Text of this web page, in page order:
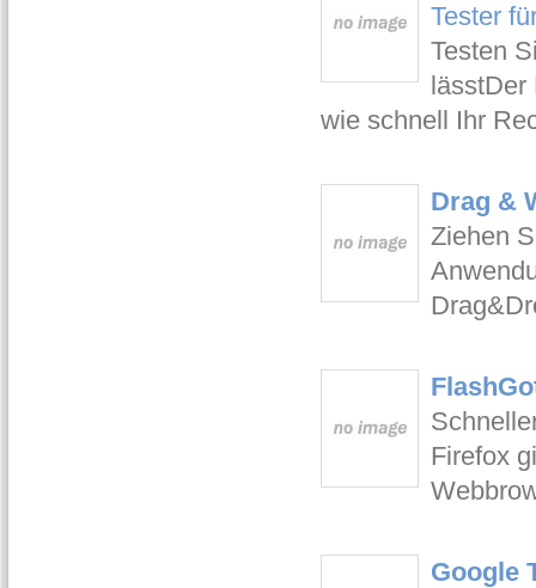
Tester
Testen
lässtDer
wie schnell Ihr
Drag &
Ziehen
Firefox
Google